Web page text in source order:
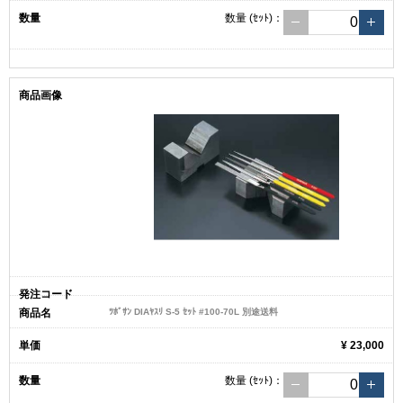
数量 (ｾｯﾄ) ：
ﾂﾎﾞｻﾝ DIAﾔｽﾘ S-5 ｾｯﾄ #100-70L 別途送料
¥ 23,000
数量 (ｾｯﾄ) ：